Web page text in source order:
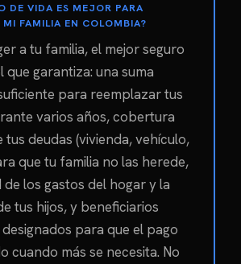
DE VIDA ES MEJOR PARA
MI FAMILIA EN COLOMBIA?
a tu familia, el mejor seguro
que garantiza: una suma
para reemplazar tus
varios años, cobertura
tus deudas (vivienda, vehículo,
que tu familia no las herede,
los gastos del hogar y la
tus hijos, y beneficiarios
para que el pago
cuando más se necesita. No